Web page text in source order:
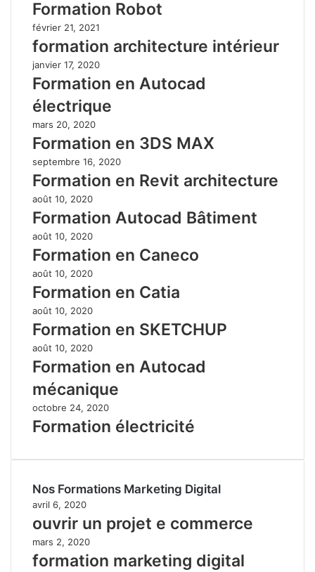
Formation Robot
février 21, 2021
formation architecture intérieur
janvier 17, 2020
Formation en Autocad
électrique
mars 20, 2020
Formation en 3DS MAX
septembre 16, 2020
Formation en Revit architecture
août 10, 2020
Formation Autocad Bâtiment
août 10, 2020
Formation en Caneco
août 10, 2020
Formation en Catia
août 10, 2020
Formation en SKETCHUP
août 10, 2020
Formation en Autocad
mécanique
octobre 24, 2020
Formation électricité
Nos Formations Marketing Digital
avril 6, 2020
ouvrir un projet e commerce
mars 2, 2020
formation marketing digital